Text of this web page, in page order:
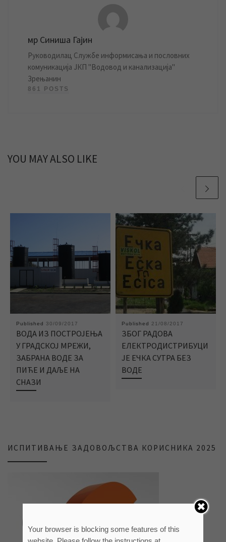
мр Синиша Гајин
Руководилац Службе информисања и пословних
комуникација ЈКП "Водовод и канализација"
Зрењанин
861 POSTS
YOU MAY ALSO LIKE
Published 30/09/2017
ВОДА ИЗ ПОСТРОЈЕЊА
У ГРАДСКОЈ МРЕЖИ,
ЗАБРАНА ВОДЕ ЗА
ПИЋЕ И ДАЉЕ НА
СНАЗИ
Published 21/08/2017
ЗБОГ РАДОВА
ЕЛЕКТРОДИСТРИБУЦИ
ЈЕ ЕЧКА СУТРА БЕЗ
ВОДЕ
ИСПИТИВАЊЕ ЗАДОВОЉСТВА КОРИСНИКА 2025
Your browser is blocking some features of this